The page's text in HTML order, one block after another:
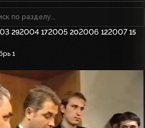
292004 172005 202006 122007 15
1